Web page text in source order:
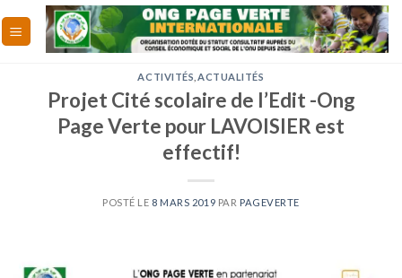
to
content
ACTIVITÉS ACTUALITÉS
Projet Cité scolaire de l’Edit -Ong
Page Verte pour LAVOISIER est
effectif!
POSTÉ LE 8 MARS 2019 PAR PAGEVERTE